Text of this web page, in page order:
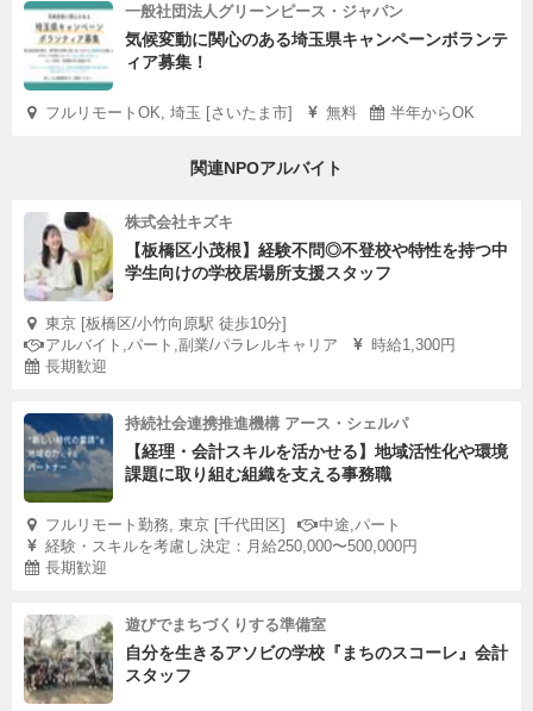
一般社団法人グリーンピース・ジャパン
気候変動に関心のある埼玉県キャンペーンボランテ
ィア募集！
フルリモートOK, 埼玉 [さいたま市] 無料 半年からOK
関連NPOアルバイト
株式会社キズキ
【板橋区小茂根】経験不問◎不登校や特性を持つ中
学生向けの学校居場所支援スタッフ
東京 [板橋区/小竹向原駅 徒歩10分]
アルバイト,パート,副業/パラレルキャリア
時給1,300円
長期歓迎
持続社会連携推進機構 アース・シェルパ
【経理・会計スキルを活かせる】地域活性化や環境
課題に取り組む組織を支える事務職
フルリモート勤務, 東京 [千代田区]
中途,パート
経験・スキルを考慮し決定：月給250,000〜500,000円
長期歓迎
遊びでまちづくりする準備室
自分を生きるアソビの学校『まちのスコーレ』会計
スタッフ